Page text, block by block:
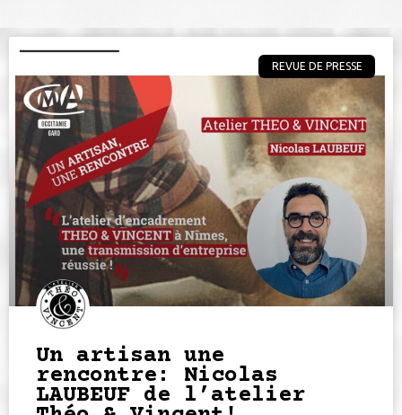
REVUE DE PRESSE
Un artisan une
rencontre: Nicolas
LAUBEUF de l’atelier